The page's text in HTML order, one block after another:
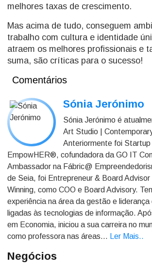
melhores taxas de crescimento.
Mas acima de tudo, conseguem
trabalho com cultura e identidade
atraem os melhores profissionais e
suma, são críticas para o sucesso!
Comentários
Sónia Jerónimo
Sónia Jerónimo é
Art Studio |
Anteriormente foi Startup
EmpowHER®, cofundadora da GO IT
Ambassador na Fábric@
de Seia, foi Entrepreneur & Board
Winning, como COO e Board Advisory.
experiência na área da gestão e liderança
ligadas às tecnologias de informação.
em Economia, iniciou a sua carreira no
como professora nas áreas...
Ler Mais..
Negócios